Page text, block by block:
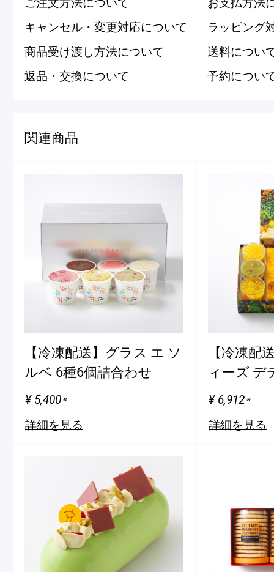
キャンセル・変更対応について
ラッピング
商品受け渡し方法について
送料につい
返品・交換について
予約につい
関連商品
【冷凍配送】グラス エ ソ
ルベ 6種6個詰合わせ
¥ 5,400※
詳細を見る
【冷凍配
ィーズ デ
¥ 6,912※
詳細を見る